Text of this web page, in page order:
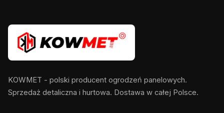
KOWMET - polski producent ogrodzeń panelowych.
Sprzedaż detaliczna i hurtowa. Dostawa w całej Polsce.